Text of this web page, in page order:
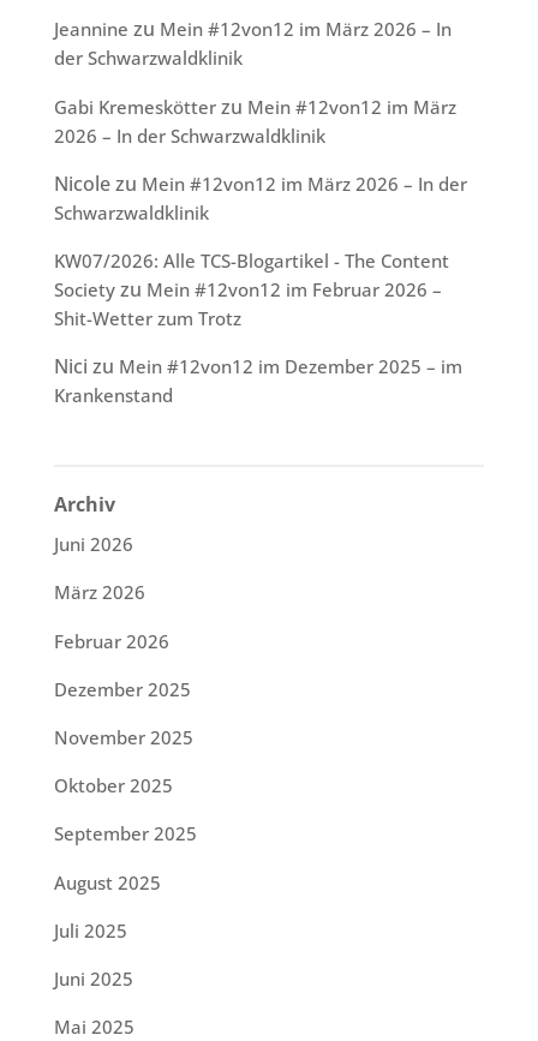
Jeannine zu Mein #12von12 im März 2026 – In
der Schwarzwaldklinik
Gabi Kremeskötterzu Mein #12von12 im März
2026 – In der Schwarzwaldklinik
Nicolezu Mein #12von12 im März 2026 – In der
Schwarzwaldklinik
KW07/2026: Alle TCS-Blogartikel - The Content
Societyzu Mein #12von12 im Februar 2026 –
Shit-Wetter zum Trotz
Nici zu Mein #12von12 im Dezember 2025 – im
Krankenstand
Archiv
Juni 2026
März 2026
Februar 2026
Dezember 2025
November 2025
Oktober 2025
September 2025
August 2025
Juli 2025
Juni 2025
Mai 2025